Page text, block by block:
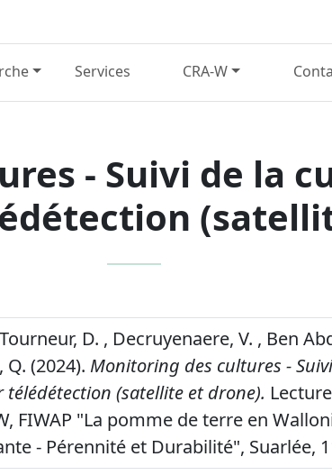
Services CRA-W
- Suivi de la
D. , Decruyenaere, V. , Ben
(2024). Monitoring des cultures -
(satellite et drone).
FIWAP "La pomme de terre en
- Pérennité et Durabilité", Suarlée,